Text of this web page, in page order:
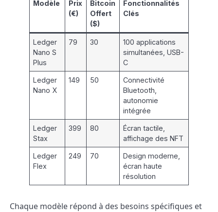
Modèle
Prix
(€)
Bitcoin
Offert
($)
Fonctionnalités
Clés
Ledger
Nano S
Plus
79 30
100 applications
simultanées, USB-
C
Ledger
Nano X
149 50
Connectivité
Bluetooth,
autonomie
intégrée
Ledger
Stax
399 80
Écran tactile,
affichage des NFT
Ledger
Flex
249 70
Design moderne,
écran haute
résolution
Chaque modèle répond à des besoins spécifiques et